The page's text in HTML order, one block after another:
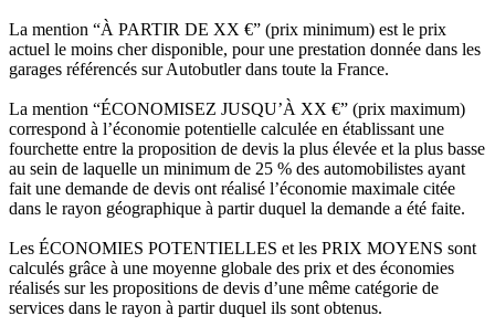
La mention “À PARTIR DE XX €” (prix minimum) est le prix
actuel le moins cher disponible, pour une prestation donnée dans les
garages référencés sur Autobutler dans toute la France.
La mention “ÉCONOMISEZ JUSQU’À XX €” (prix maximum)
correspond à l’économie potentielle calculée en établissant une
fourchette entre la proposition de devis la plus élevée et la plus basse
au sein de laquelle un minimum de 25 % des automobilistes ayant
fait une demande de devis ont réalisé l’économie maximale citée
dans le rayon géographique à partir duquel la demande a été faite.
Les ÉCONOMIES POTENTIELLES et les PRIX MOYENS sont
calculés grâce à une moyenne globale des prix et des économies
réalisés sur les propositions de devis d’une même catégorie de
services dans le rayon à partir duquel ils sont obtenus.